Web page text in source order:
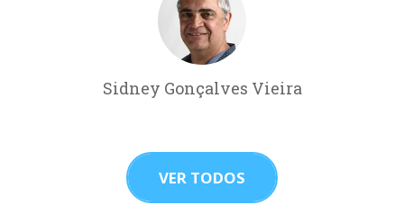
Sidney Gonçalves Vieira
VER TODOS